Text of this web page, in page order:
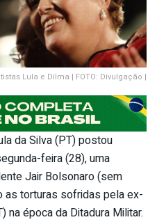
Lula e Dilma | FOTO: Divulgação |
da Silva (PT) postou
feira (28), uma
Jair Bolsonaro (sem
as torturas sofridas pela ex-
época da Ditadura Militar.